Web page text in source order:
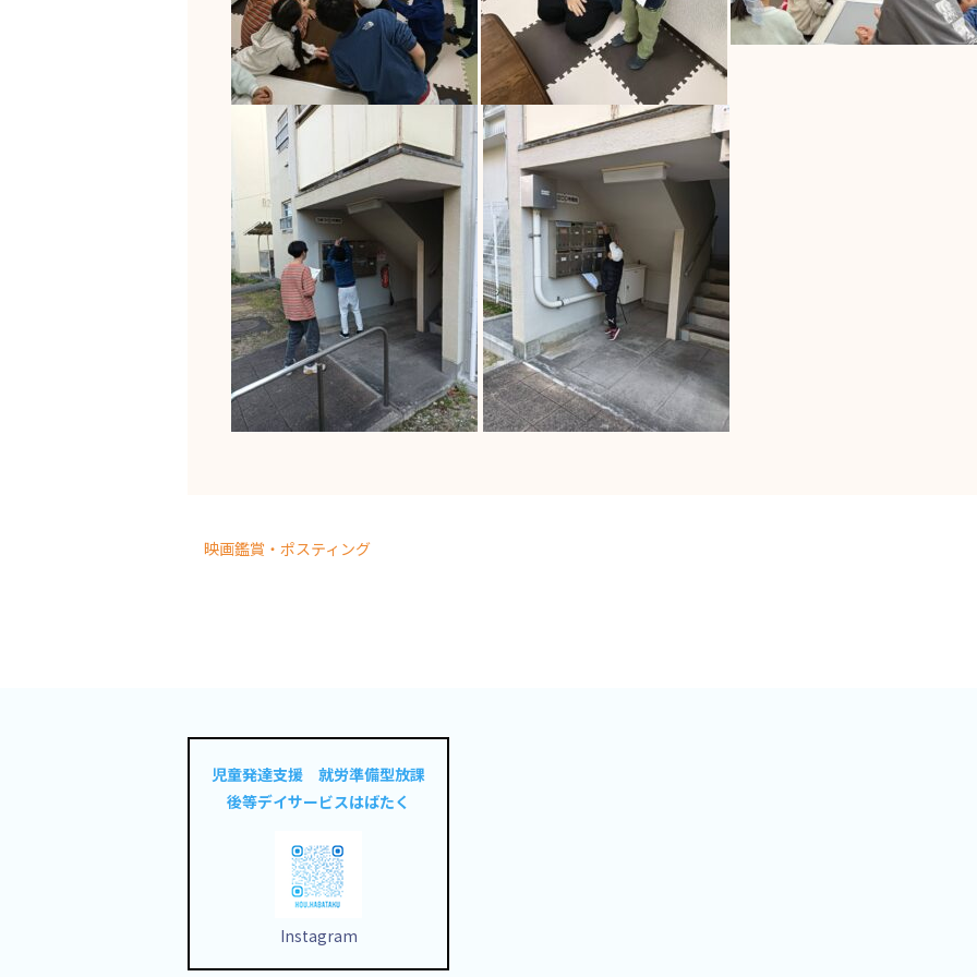
映画鑑賞・ポスティング
児童発達支援 就労準備型放課
後等デイサービスはばたく
Instagram